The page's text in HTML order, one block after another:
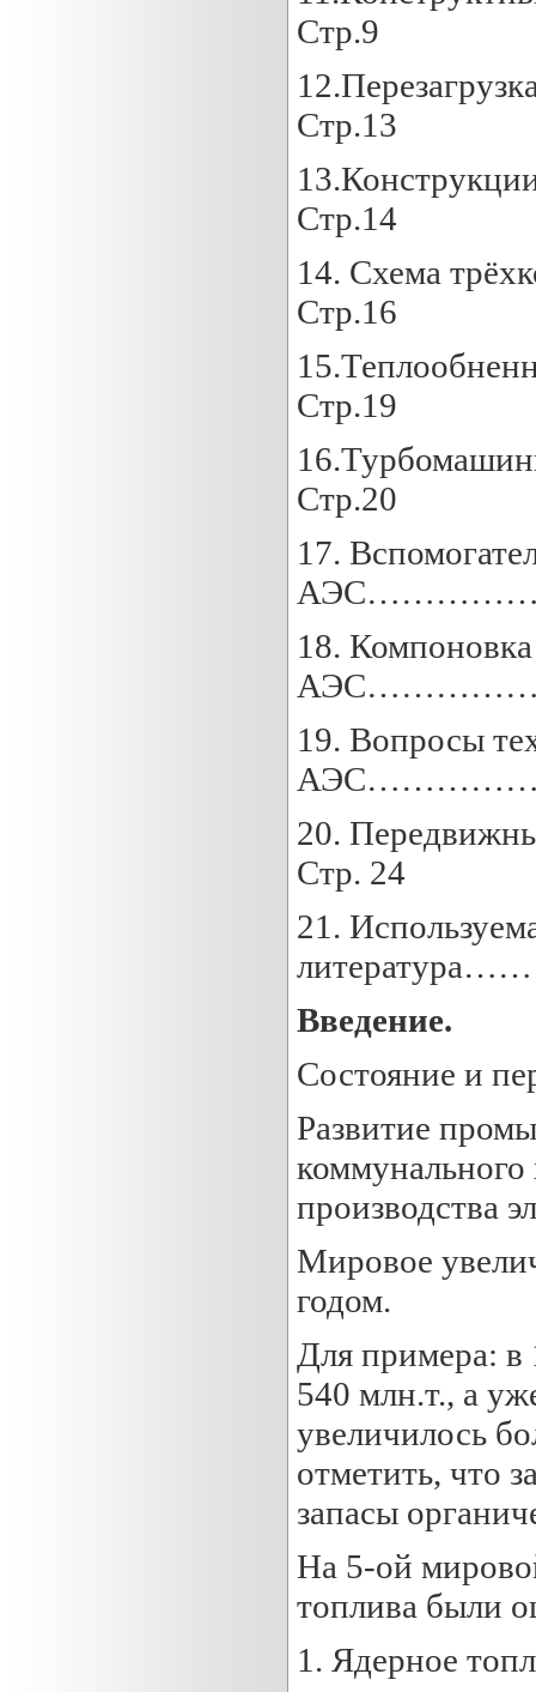
Стр.9
Стр.13
Стр.14
14. Схема
Стр.16
Стр.19
Стр.20
17.
18.
19. Вопросы
20.
Стр. 24
21.
Введение.
Состояние и
Развитие
коммунального
производства
Мировое
годом.
Для примера: в
540 млн.т., а
увеличилось
отметить, что
запасы
На 5-ой
топлива были
1. Ядерное